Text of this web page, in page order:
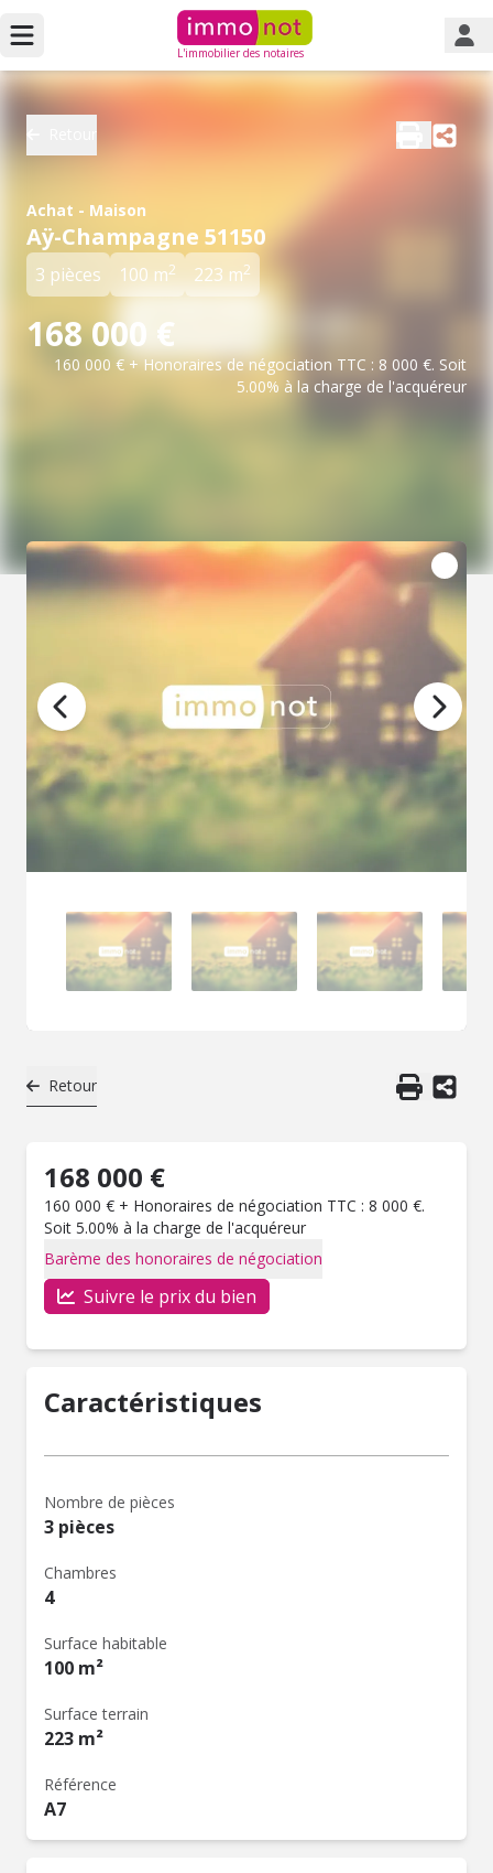
L'immobilier des notaires
Achat - Maison
Aÿ-Champagne 51150
3 pièces 100 m2 223 m2
168 000 €
160 000 € + Honoraires de négociation TTC : 8 000 €. Soit
5.00% à la charge de l'acquéreur
Retour
168 000 €
160 000 € + Honoraires de négociation TTC : 8 000 €.
Soit 5.00% à la charge de l'acquéreur
Barème des honoraires de négociation
Suivre le prix du bien
Caractéristiques
Nombre de pièces
3 pièces
Chambres
4
Surface habitable
100 m²
Surface terrain
223 m²
Référence
A7